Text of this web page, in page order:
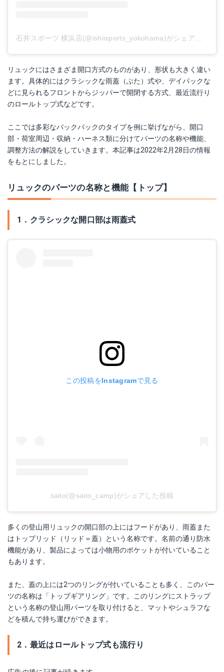
リュックにはさまざま開口方式のものがあり、形状も大きく違い
ます。具体的にはクラシックな雨蓋（ぶた）式や、デイパックな
どに見られるフロントからジッパーで開閉する方式、最近流行り
のロールトップ式などです。
ここでは多彩なバックパックのタイプを例に挙げながら、開口
部・荷室周辺・収納・ハーネス類に分けてパーツの名称や機能、
調整方法の解説をしていきます。本記事は2022年2月28日の情報
をもとにしました。
リュックのパーツの名称と機能【トップ】
1．クラシックな開口部は雨蓋式
この投稿をInstagramで見る
saito(@saito_camp)がシェアした投稿
多くの登山用リュックの開口部の上にはフードがあり、雨蓋また
はトップリッド（リッド＝蓋）という名称です。名前の通り防水
機能があり、製品によっては小物用のポケットが付いていること
もあります。
また、蓋の上には2つのリングが付いていることも多く、このパー
ツの名称は「トップギアリング」です。このリングにストラップ
という名称の登山用パーツを取り付けると、マットやシュラフな
どを積んで持ち運びができます。
2．最近はロールトップ式も流行り